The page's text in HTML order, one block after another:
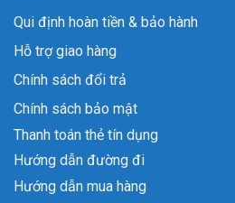
Qui định hoàn tiền & bảo hành
Hỗ trợ giao hàng
Chính sách đổi trả
Chính sách bảo mật
Thanh toán thẻ tín dụng
Hướng dẫn đường đi
Hướng dẫn mua hàng